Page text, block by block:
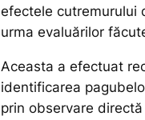
efectele cutremurului
urma evaluărilor
Aceasta a efectuat
identificarea
prin observare